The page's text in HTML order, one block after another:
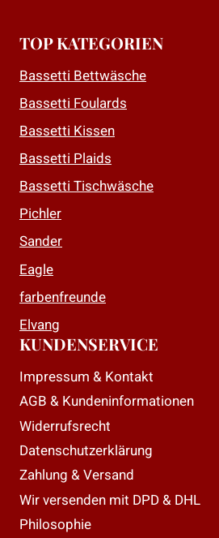
TOP KATEGORIEN
Bassetti Bettwäsche
Bassetti Foulards
Bassetti Kissen
Bassetti Plaids
Bassetti Tischwäsche
Pichler
Sander
Eagle
farbenfreunde
Elvang
KUNDENSERVICE
Impressum & Kontakt
AGB & Kundeninformationen
Widerrufsrecht
Datenschutzerklärung
Zahlung & Versand
Wir versenden mit DPD & DHL
Philosophie